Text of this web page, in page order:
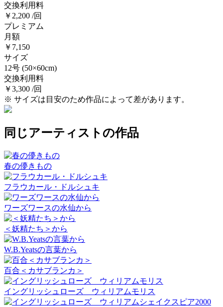
交換利用料
￥2,200 /回
プレミアム
月額
￥7,150
サイズ
12号 (50×60cm)
交換利用料
￥3,300 /回
※ サイズは目安のため作品によって差があります。
同じアーティストの作品
春の儚きもの
フラウカール・ドルシュキ
ワーズワースの水仙から
＜妖精たち＞から
W.B.Yeatsの言葉から
百合＜カサブランカ＞
イングリッシュローズ ウィリアムモリス